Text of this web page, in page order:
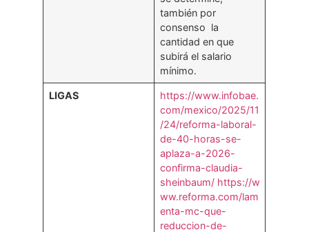
también por
consenso la
cantidad en que
subirá el salario
mínimo.
LIGAS
https://www.infobae.
com/mexico/2025/11
/24/reforma-laboral-
de-40-horas-se-
aplaza-a-2026-
confirma-claudia-
sheinbaum/ https://w
ww.reforma.com/lam
enta-mc-que-
reduccion-de-